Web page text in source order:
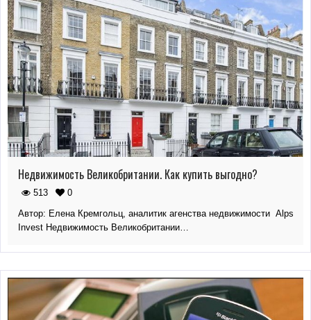
Недвижимость Великобритании. Как купить выгодно?
513
0
Автор: Елена Кремгольц, аналитик агенства недвижимости Alps
Invest Недвижимость Великобритании…